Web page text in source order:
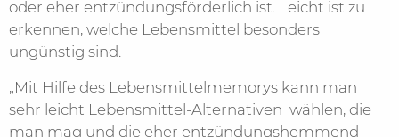
oder eher entzündungsförderlich ist. Leicht ist zu
erkennen, welche Lebensmittel besonders
ungünstig sind.
„Mit Hilfe des Lebensmittelmemorys kann man
sehr leicht Lebensmittel-Alternativen wählen, die
man mag und die eher entzündungshemmend